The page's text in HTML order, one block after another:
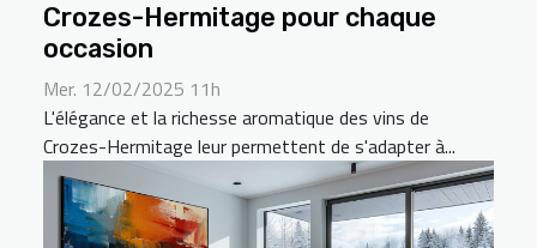
Crozes-Hermitage pour chaque
occasion
Mer. 12/02/2025 11h
L'élégance et la richesse aromatique des vins de
Crozes-Hermitage leur permettent de s'adapter à...